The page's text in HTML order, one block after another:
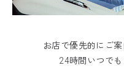
お店で優先的にご
24時間いつでも